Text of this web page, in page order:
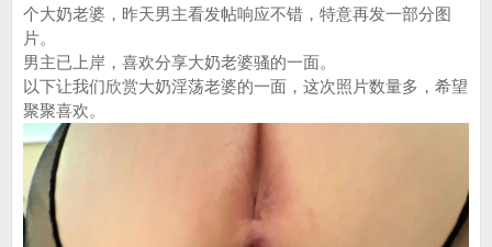
个大奶老婆，昨天男主看发帖响应不错，特意再发一部分图
片。
男主已上岸，喜欢分享大奶老婆骚的一面。
以下让我们欣赏大奶淫荡老婆的一面，这次照片数量多，希望
聚聚喜欢。